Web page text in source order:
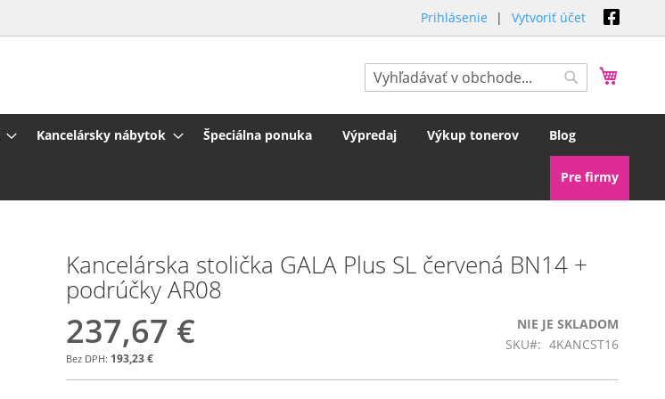
Prihlásenie Vytvoriť účet
Hľadať
Kancelársky nábytok Špeciálna ponuka Výpredaj Výkup tonerov Blog
Pre firmy
Kancelárska stolička GALA Plus SL červená BN14 +
podrúčky AR08
237,67 €
193,23 €
NIE JE SKLADOM
SKU
4KANCST16